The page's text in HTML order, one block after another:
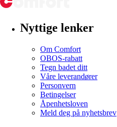
Nyttige lenker
Om Comfort
OBOS-rabatt
Tegn badet ditt
Våre leverandører
Personvern
Betingelser
Åpenhetsloven
Meld deg på nyhetsbrev